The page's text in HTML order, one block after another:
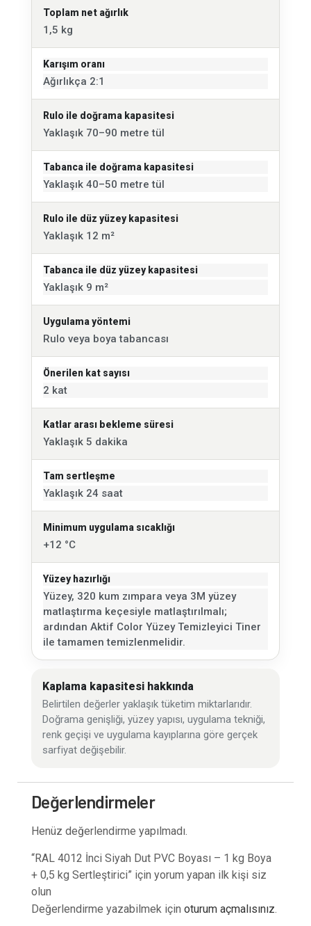
Toplam net ağırlık
1,5 kg
Karışım oranı
Ağırlıkça 2:1
Rulo ile doğrama kapasitesi
Yaklaşık 70–90 metre tül
Tabanca ile doğrama kapasitesi
Yaklaşık 40–50 metre tül
Rulo ile düz yüzey kapasitesi
Yaklaşık 12 m²
Tabanca ile düz yüzey kapasitesi
Yaklaşık 9 m²
Uygulama yöntemi
Rulo veya boya tabancası
Önerilen kat sayısı
2 kat
Katlar arası bekleme süresi
Yaklaşık 5 dakika
Tam sertleşme
Yaklaşık 24 saat
Minimum uygulama sıcaklığı
+12 °C
Yüzey hazırlığı
Yüzey, 320 kum zımpara veya 3M yüzey
matlaştırma keçesiyle matlaştırılmalı;
ardından Aktif Color Yüzey Temizleyici Tiner
ile tamamen temizlenmelidir.
Kaplama kapasitesi hakkında
Belirtilen değerler yaklaşık tüketim miktarlarıdır.
Doğrama genişliği, yüzey yapısı, uygulama tekniği,
renk geçişi ve uygulama kayıplarına göre gerçek
sarfiyat değişebilir.
Değerlendirmeler
Henüz değerlendirme yapılmadı.
“RAL 4012 İnci Siyah Dut PVC Boyası – 1 kg Boya
+ 0,5 kg Sertleştirici” için yorum yapan ilk kişi siz
olun
Değerlendirme yazabilmek için oturum açmalısınız.